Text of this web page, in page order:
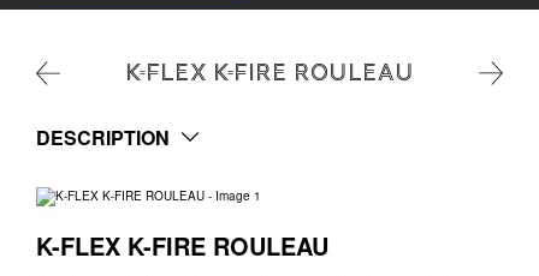
K-FLEX K-FIRE ROULEAU
DESCRIPTION
K-FLEX K-FIRE ROULEAU